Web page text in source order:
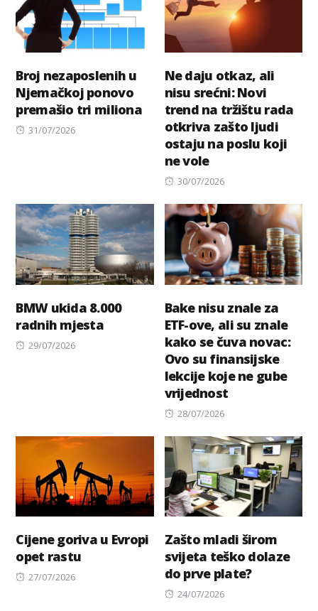
Broj nezaposlenih u
Njemačkoj ponovo
premašio tri miliona
Posted
31/07/2026
Ne daju otkaz, ali
nisu srećni: Novi
trend na tržištu rada
otkriva zašto ljudi
ostaju na poslu koji
ne vole
Posted
30/07/2026
BMW ukida 8.000
radnih mjesta
Posted
29/07/2026
Bake nisu znale za
ETF-ove, ali su znale
kako se čuva novac:
Ovo su finansijske
lekcije koje ne gube
vrijednost
Posted
28/07/2026
Cijene goriva u Evropi
opet rastu
Posted
27/07/2026
Zašto mladi širom
svijeta teško dolaze
do prve plate?
Posted
24/07/2026